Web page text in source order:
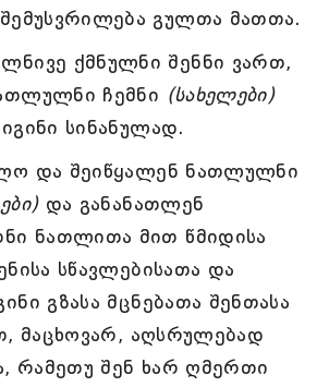
გულთა მათთა.
ქმნულნი შენნი ვართ,
ჩემნი (სახელები)
სინანულად.
და შეიწყალენ ნათლულნი
და განანათლენ
ნათლითა მით წმიდისა
სწავლებისათა და
გზასა მცნებათა შენთასა
მაცხოვარ, აღსრულებად
რამეთუ შენ ხარ ღმერთი